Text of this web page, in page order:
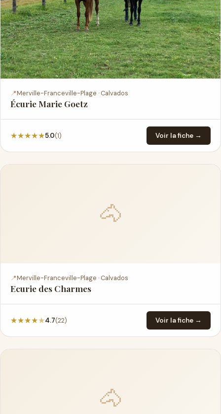
📍Merville-Franceville-Plage · Calvados
Écurie Marie Goetz
★★★★★5.0(1) Voir la fiche →
🐴
📍Merville-Franceville-Plage · Calvados
Ecurie des Charmes
★★★★★4.7(22) Voir la fiche →
🐴